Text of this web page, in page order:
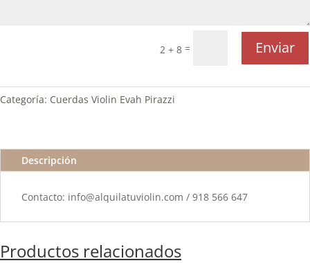
2 + 8 = Enviar
Categoría: Cuerdas Violin Evah Pirazzi
Descripción
Contacto: info@alquilatuviolin.com / 918 566 647
Productos relacionados